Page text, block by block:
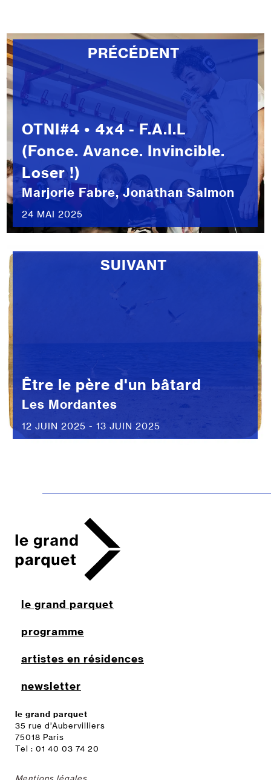
PRÉCÉDENT
OTNI#4 • 4x4 - F.A.I.L
(Fonce. Avance. Invincible.
Loser !)
Marjorie Fabre, Jonathan Salmon
24 MAI 2025
SUIVANT
Être le père d'un bâtard
Les Mordantes
12 JUIN 2025 - 13 JUIN 2025
le grand parquet
35 rue d’Aubervilliers
75018 Paris
Tel : 01 40 03 74 20
Mentions légales
le grand parquet
programme
artistes en résidences
newsletter